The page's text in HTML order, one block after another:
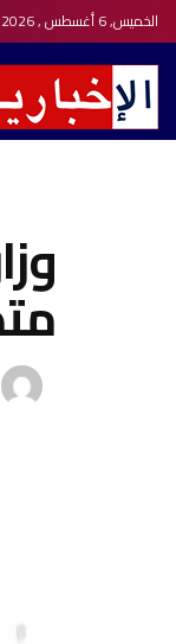
الخميس, 6 أغسطس , 2026